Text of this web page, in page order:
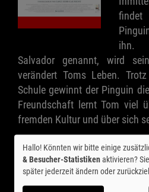
findet
ihn.
Salvador genannt, wird
verändert Toms Leben.
Schule gewinnt der Pinguin
Freundschaft lernt Tom viel
fremden Kultur und über sich
Ticket-Alarm
Hallo! Könnten wir bitte einige
& Besucher-Statistikenaktivieren?
später jederzeit ändern oder